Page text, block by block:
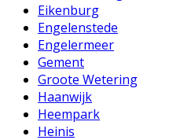
Eikenburg
Engelenstede
Engelermeer
Gement
Groote Wetering
Haanwijk
Heempark
Heinis